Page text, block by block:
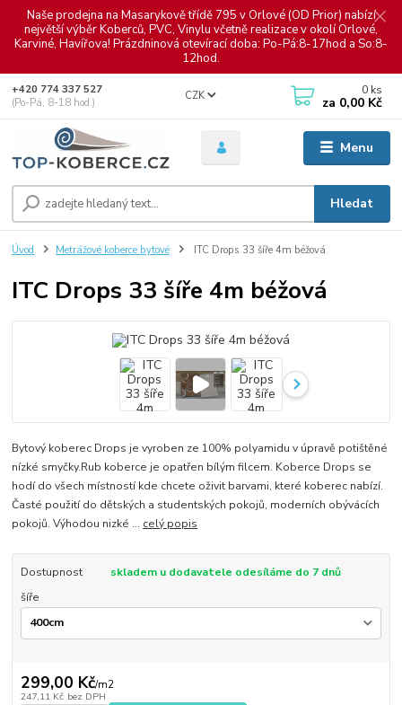
Naše prodejna na Masarykově třídě 795 v Orlové (OD Prior) nabízí
největší výběr Koberců, PVC, Vinylu včetně realizace v okolí Orlové,
Karviné, Havířova! Prázdninová otevírací doba: Po-Pá:8-17hod a So:8-
12hod.
Menu
CZK
Hledat
+420 774 337 527
(Po-Pá, 8-18 hod.)
0 ks
za 0,00 Kč
Úvod Metrážové koberce bytové ITC Drops 33 šíře 4m béžová
ITC Drops 33 šíře 4m béžová
Bytový koberec Drops je vyroben ze 100% polyamidu v úpravě potištěné
nízké smyčky.Rub koberce je opatřen bílým filcem. Koberce Drops se
hodí do všech místností kde chcete oživit barvami, které koberec nabízí.
Časté použití do dětských a studentských pokojů, moderních obývácích
pokojů. Výhodou nizké ... celý popis
Dostupnost
skladem u dodavatele odesíláme do 7 dnů
šíře
299,00 Kč/m2
247,11 Kč bez DPH